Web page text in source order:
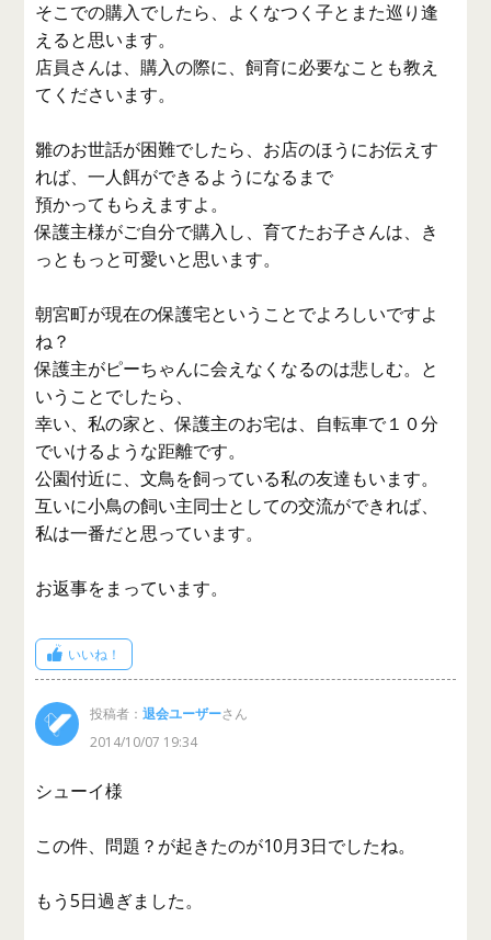
そこでの購入でしたら、よくなつく子とまた巡り逢
えると思います。
店員さんは、購入の際に、飼育に必要なことも教え
てくださいます。
雛のお世話が困難でしたら、お店のほうにお伝えす
れば、一人餌ができるようになるまで
預かってもらえますよ。
保護主様がご自分で購入し、育てたお子さんは、き
っともっと可愛いと思います。
朝宮町が現在の保護宅ということでよろしいですよ
ね？
保護主がピーちゃんに会えなくなるのは悲しむ。と
いうことでしたら、
幸い、私の家と、保護主のお宅は、自転車で１０分
でいけるような距離です。
公園付近に、文鳥を飼っている私の友達もいます。
互いに小鳥の飼い主同士としての交流ができれば、
私は一番だと思っています。
お返事をまっています。
いいね！
投稿者：退会ユーザーさん
2014/10/07 19:34
シューイ様
この件、問題？が起きたのが10月3日でしたね。
もう5日過ぎました。